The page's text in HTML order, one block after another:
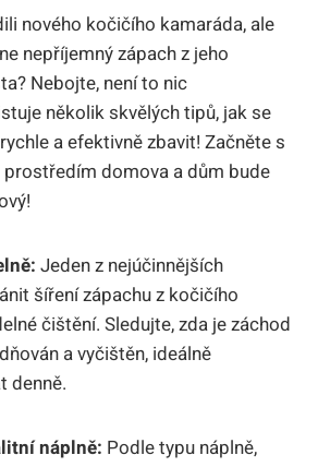
nového kočičího kamaráda, ale
nepříjemný zápach z jeho
Nebojte, není to nic
několik skvělých tipů, jak se
a efektivně zbavit! Začněte s
domova a dům bude
Jeden z nejúčinnějších
šíření zápachu z kočičího
čištění. Sledujte, zda je záchod
a vyčištěn, ideálně
denně.
náplně: Podle typu náplně,